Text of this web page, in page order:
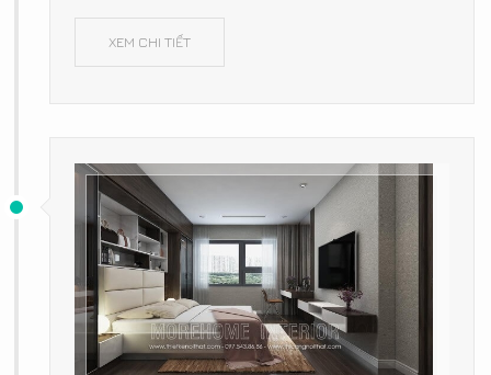
XEM CHI TIẾT